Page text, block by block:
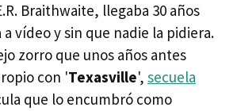
Braithwaite, llegaba 30 años
vídeo y sin que nadie la pidiera.
zorro que unos años antes
con 'Texasville', secuela
que lo encumbró como